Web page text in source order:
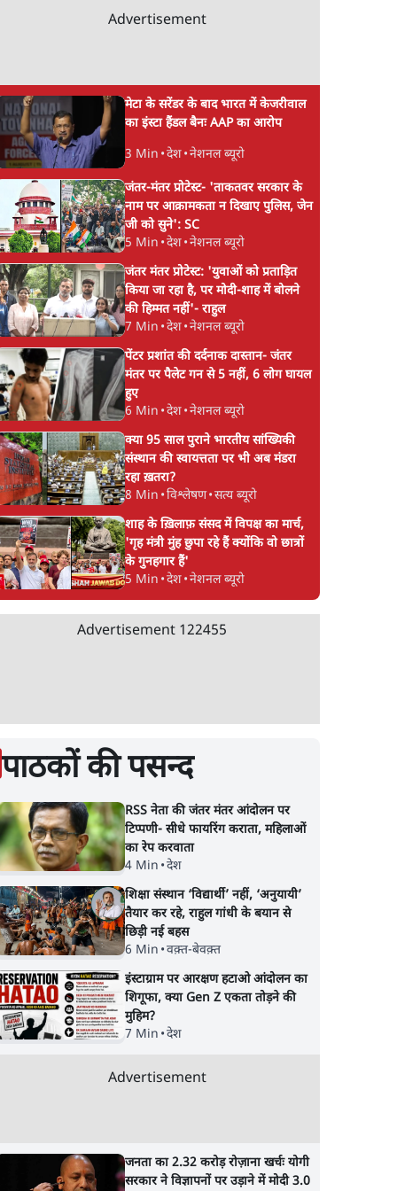
Advertisement
मेटा के सरेंडर के बाद भारत में केजरीवाल
का इंस्टा हैंडल बैनः AAP का आरोप
3 Min •देश•नेशनल ब्यूरो
जंतर-मंतर प्रोटेस्ट- 'ताकतवर सरकार के
नाम पर आक्रामकता न दिखाए पुलिस, जेन
जी को सुने': SC
5 Min •देश•नेशनल ब्यूरो
जंतर मंतर प्रोटेस्ट: 'युवाओं को प्रताड़ित
किया जा रहा है, पर मोदी-शाह में बोलने
की हिम्मत नहीं'- राहुल
7 Min •देश•नेशनल ब्यूरो
पेंटर प्रशांत की दर्दनाक दास्तान- जंतर
मंतर पर पैलेट गन से 5 नहीं, 6 लोग घायल
हुए
6 Min •देश•नेशनल ब्यूरो
क्या 95 साल पुराने भारतीय सांख्यिकी
संस्थान की स्वायत्तता पर भी अब मंडरा
रहा ख़तरा?
8 Min •विश्लेषण•सत्य ब्यूरो
शाह के ख़िलाफ़ संसद में विपक्ष का मार्च,
'गृह मंत्री मुंह छुपा रहे हैं क्योंकि वो छात्रों
के गुनहगार हैं'
5 Min •देश•नेशनल ब्यूरो
Advertisement 122455
पाठकों की पसन्द
RSS नेता की जंतर मंतर आंदोलन पर
टिप्पणी- सीधे फायरिंग कराता, महिलाओं
का रेप करवाता
4 Min •देश
शिक्षा संस्थान ‘विद्यार्थी’ नहीं, ‘अनुयायी’
तैयार कर रहे, राहुल गांधी के बयान से
छिड़ी नई बहस
6 Min •वक़्त-बेवक़्त
इंस्टाग्राम पर आरक्षण हटाओ आंदोलन का
शिगूफा, क्या Gen Z एकता तोड़ने की
मुहिम?
7 Min •देश
Advertisement
जनता का 2.32 करोड़ रोज़ाना खर्चः योगी
सरकार ने विज्ञापनों पर उड़ाने में मोदी 3.0